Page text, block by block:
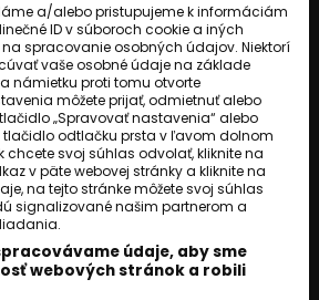
Koľko zarábajú Bendig,
Bikárová, Gitana a Botló?
Pravda o honorároch.
Róbert Hamburgbadžo
19 jún 2025
3 min. čítania
a/alebo pristupujeme k informáciám
ID v súboroch cookie a iných
spracovanie osobných údajov. Niektorí
vaše osobné údaje na základe
námietku proti tomu otvorte
môžete prijať, odmietnuť alebo
„Spravovať nastavenia“ alebo
tlačidlo odtlačku prsta v ľavom dolnom
chcete svoj súhlas odvolať, kliknite na
v päte webovej stránky a kliknite na
na tejto stránke môžete svoj súhlas
signalizované našim partnerom a
údaje, aby sme
webových stránok a robili